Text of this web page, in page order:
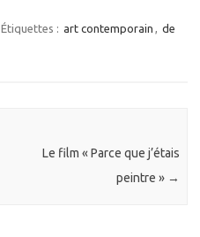
Étiquettes : art contemporain , de
Le film « Parce que j’étais
peintre » →